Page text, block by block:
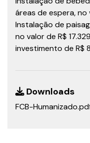
áreas de espera, no
Instalação de
no valor de R$
investimento de R$
Downloads
FCB-